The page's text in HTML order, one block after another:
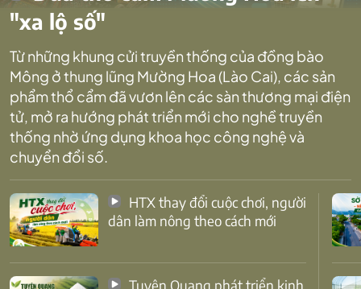
"xa lộ số"
Từ những khung cửi truyền thống của đồng bào
Mông ở thung lũng Mường Hoa (Lào Cai), các sản
phẩm thổ cẩm đã vươn lên các sàn thương mại điện
tử, mở ra hướng phát triển mới cho nghề truyền
thống nhờ ứng dụng khoa học công nghệ và
chuyển đổi số.
dân làm nông theo cách mới